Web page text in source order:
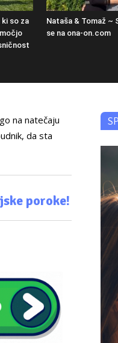
ki so za
Nataša & Tomaž ~
se na ona-on.com
na natečaju
da sta
poroke!